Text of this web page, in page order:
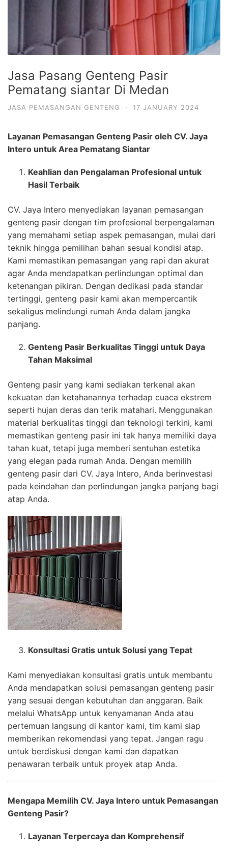
Jasa Pasang Genteng Pasir
Pematang siantar Di Medan
JASA PEMASANGAN GENTENG · 17 JANUARY 2024
Layanan Pemasangan Genteng Pasir oleh CV. Jaya
Intero untuk Area Pematang Siantar
Keahlian dan Pengalaman Profesional untuk
Hasil Terbaik
CV. Jaya Intero menyediakan layanan pemasangan
genteng pasir dengan tim profesional berpengalaman
yang memahami setiap aspek pemasangan, mulai dari
teknik hingga pemilihan bahan sesuai kondisi atap.
Kami memastikan pemasangan yang rapi dan akurat
agar Anda mendapatkan perlindungan optimal dan
ketenangan pikiran. Dengan dedikasi pada standar
tertinggi, genteng pasir kami akan mempercantik
sekaligus melindungi rumah Anda dalam jangka
panjang.
Genteng Pasir Berkualitas Tinggi untuk Daya
Tahan Maksimal
Genteng pasir yang kami sediakan terkenal akan
kekuatan dan ketahanannya terhadap cuaca ekstrem
seperti hujan deras dan terik matahari. Menggunakan
material berkualitas tinggi dan teknologi terkini, kami
memastikan genteng pasir ini tak hanya memiliki daya
tahan kuat, tetapi juga memberi sentuhan estetika
yang elegan pada rumah Anda. Dengan memilih
genteng pasir dari CV. Jaya Intero, Anda berinvestasi
pada keindahan dan perlindungan jangka panjang bagi
atap Anda.
Konsultasi Gratis untuk Solusi yang Tepat
Kami menyediakan konsultasi gratis untuk membantu
Anda mendapatkan solusi pemasangan genteng pasir
yang sesuai dengan kebutuhan dan anggaran. Baik
melalui WhatsApp untuk kenyamanan Anda atau
pertemuan langsung di kantor kami, tim kami siap
memberikan rekomendasi yang tepat. Jangan ragu
untuk berdiskusi dengan kami dan dapatkan
penawaran terbaik untuk proyek atap Anda.
Mengapa Memilih CV. Jaya Intero untuk Pemasangan
Genteng Pasir?
Layanan Terpercaya dan Komprehensif